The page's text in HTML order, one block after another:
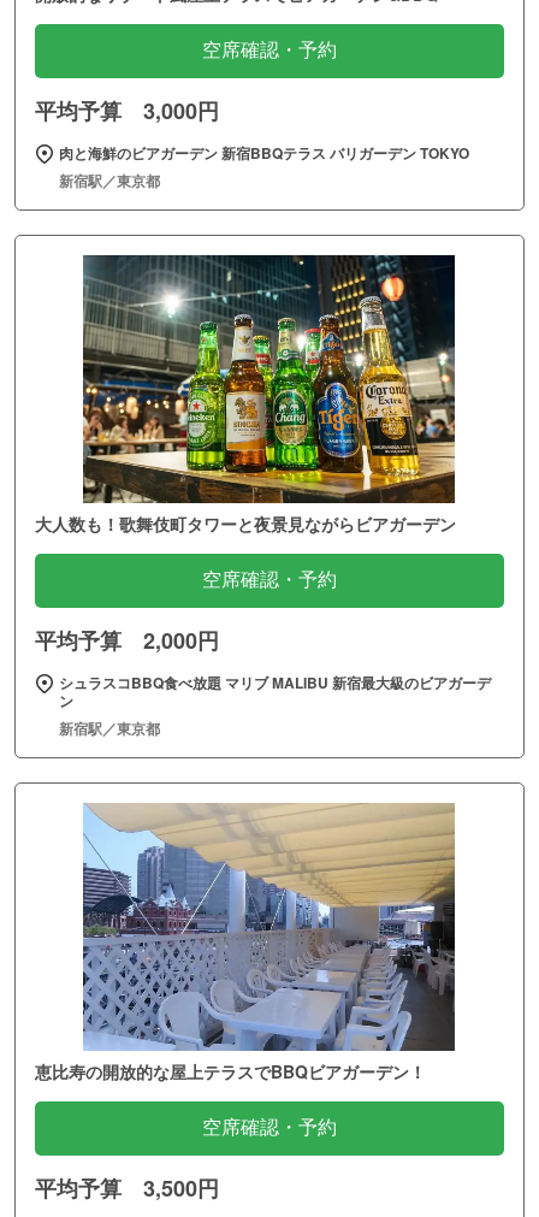
空席確認・予約
平均予算 3,000円
肉と海鮮のビアガーデン 新宿BBQテラス バリガーデン TOKYO
新宿駅／東京都
大人数も！歌舞伎町タワーと夜景見ながらビアガーデン
空席確認・予約
平均予算 2,000円
シュラスコBBQ食べ放題 マリブ MALIBU 新宿最大級のビアガーデ
ン
新宿駅／東京都
恵比寿の開放的な屋上テラスでBBQビアガーデン！
空席確認・予約
平均予算 3,500円